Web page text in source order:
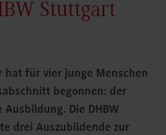
Stuttgart
hat für vier junge Menschen
begonnen: der
Die DHBW
drei Auszubildende zur